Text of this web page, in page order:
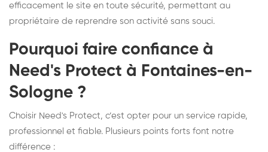
efficacement le site en toute sécurité, permettant au
propriétaire de reprendre son activité sans souci.
Pourquoi faire confiance à
Need's Protect à Fontaines-en-
Sologne ?
Choisir Need's Protect, c’est opter pour un service rapide,
professionnel et fiable. Plusieurs points forts font notre
différence :